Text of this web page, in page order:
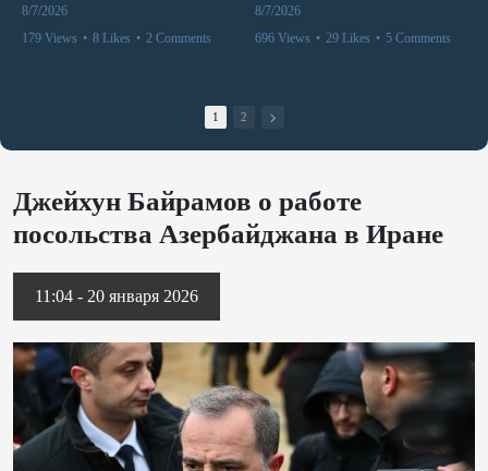
8/7/2026
179 Views • 8 Likes • 2 Comments
8/7/2026
696 Views • 29 Likes • 5 Comments
1 2
Джейхун Байрамов о работе
посольства Азербайджана в Иране
11:04 - 20 января 2026